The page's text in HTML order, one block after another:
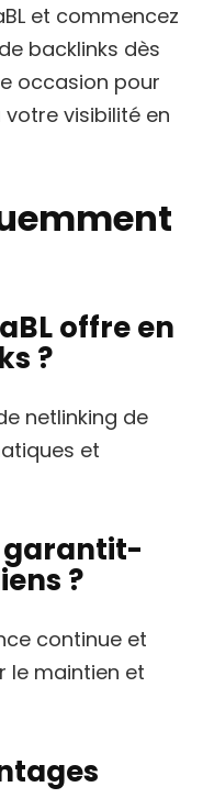
et commencez
backlinks dès
occasion pour
visibilité en
offre en
?
netlinking de
et
garantit-
?
continue et
le maintien et